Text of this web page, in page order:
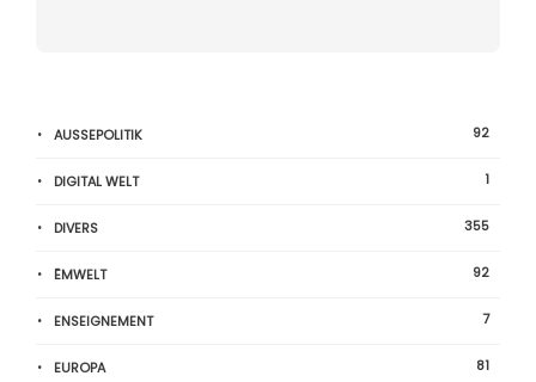
AUSSEPOLITIK 92
DIGITAL WELT 1
DIVERS 355
ËMWELT 92
ENSEIGNEMENT 7
EUROPA 81